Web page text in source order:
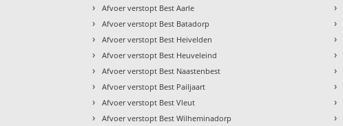
› Afvoer verstopt Best Aarle
› Afvoer verstopt Best Batadorp
› Afvoer verstopt Best Heivelden
› Afvoer verstopt Best Heuveleind
› Afvoer verstopt Best Naastenbest
› Afvoer verstopt Best Pailjaart
› Afvoer verstopt Best Vleut
› Afvoer verstopt Best Wilheminadorp
›
›
›
›
›
›
›
›